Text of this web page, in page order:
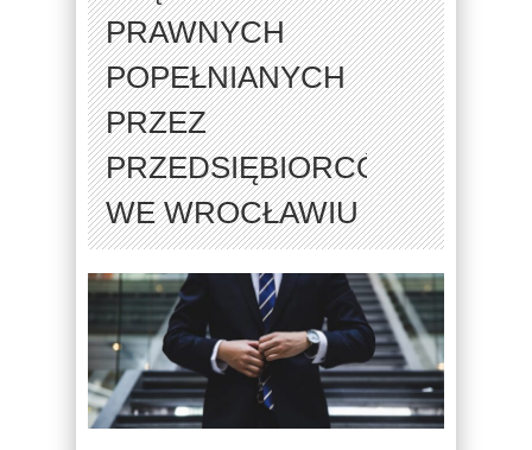
PRAWNYCH
POPEŁNIANYCH
PRZEZ
PRZEDSIĘBIORCÓW
WE WROCŁAWIU